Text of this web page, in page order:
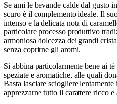
Se ami le bevande calde dal gusto
scuro è il complemento ideale. Il
intenso e la delicata nota di
particolare processo produttivo
armoniosa dolcezza dei grandi
senza coprirne gli aromi.
Si abbina particolarmente bene ai
speziate e aromatiche, alle quali
Basta lasciare sciogliere
apprezzarne tutto il carattere ricco e